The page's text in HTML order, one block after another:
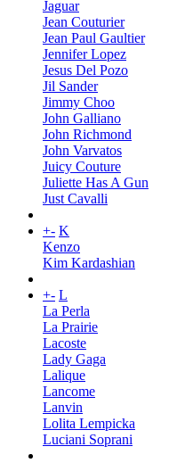
Jaguar
Jean Couturier
Jean Paul Gaultier
Jennifer Lopez
Jesus Del Pozo
Jil Sander
Jimmy Choo
John Galliano
John Richmond
John Varvatos
Juicy Couture
Juliette Has A Gun
Just Cavalli
+- K
Kenzo
Kim Kardashian
+- L
La Perla
La Prairie
Lacoste
Lady Gaga
Lalique
Lancome
Lanvin
Lolita Lempicka
Luciani Soprani